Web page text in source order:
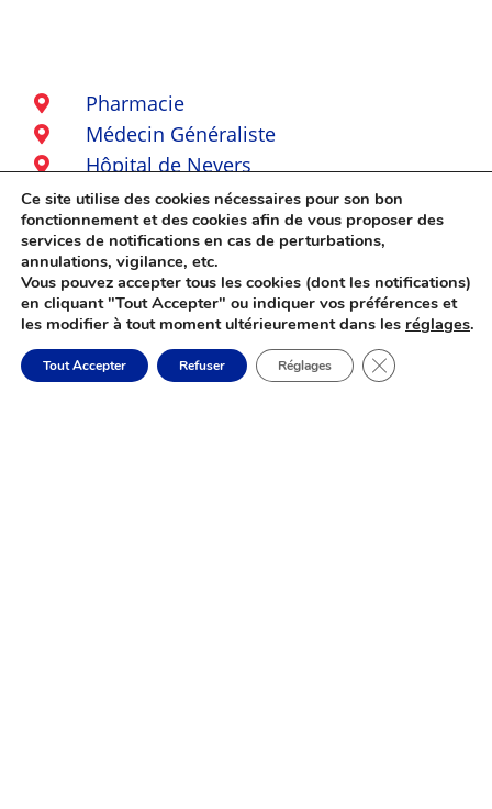
 Pharmacie
 Médecin Généraliste
 Hôpital de Nevers
 Hôpital de Decize
 Centre Social du Bazois
 Vétérinaire
 Supermarché
 Station Services
 Borne de Recharge
 Garage
Ce site utilise des cookies nécessaires pour son bon
fonctionnement et des cookies afin de vous proposer des
services de notifications en cas de perturbations,
annulations, vigilance, etc.
Vous pouvez accepter tous les cookies (dont les notifications)
en cliquant "Tout Accepter" ou indiquer vos préférences et
les modifier à tout moment ultérieurement dans les réglages.
Tout Accepter Refuser Réglages Fermer la